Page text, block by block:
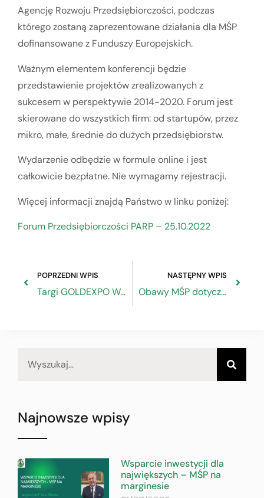
Agencję Rozwoju Przedsiębiorczości, podczas
którego zostaną zaprezentowane działania dla MŚP
dofinansowane z Funduszy Europejskich.
Ważnym elementem konferencji będzie
przedstawienie projektów zrealizowanych z
sukcesem w perspektywie 2014-2020. Forum jest
skierowane do wszystkich firm: od startupów, przez
mikro, małe, średnie do dużych przedsiębiorstw.
Wydarzenie odbędzie w formule online i jest
całkowicie bezpłatne. Nie wymagamy rejestracji.
Więcej informacji znajdą Państwo w linku poniżej:
Forum Przedsiębiorczości PARP – 25.10.2022
POPRZEDNI WPIS
Targi GOLDEXPO WARSZAWA 2022
NASTĘPNY WPIS
Obawy MŚP dotyczące cyfryzacji systemu podatkowego VAT
Najnowsze wpisy
Wsparcie inwestycji dla
największych – MŚP na
marginesie